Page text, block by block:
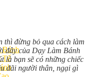
Bánh
Tế
thì đừng bỏ qua cách làm
đây của Dạy Làm Bánh
là bạn sẽ có những chiếc
đãi người thân, ngại gì